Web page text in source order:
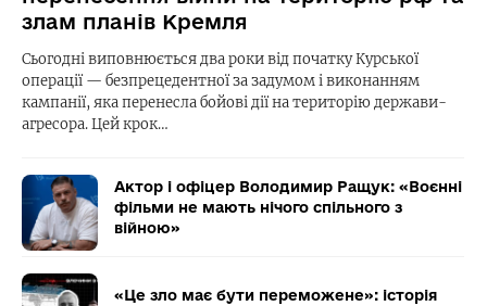
злам планів Кремля
Сьогодні виповнюється два роки від початку Курської
операції — безпрецедентної за задумом і виконанням
кампанії, яка перенесла бойові дії на територію держави-
агресора. Цей крок…
Актор і офіцер Володимир Ращук: «Воєнні
фільми не мають нічого спільного з
війною»
«Це зло має бути переможене»: історія